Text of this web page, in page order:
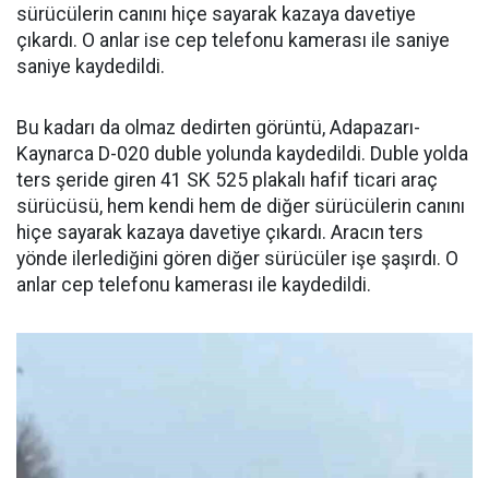
sürücülerin canını hiçe sayarak kazaya davetiye
çıkardı. O anlar ise cep telefonu kamerası ile saniye
saniye kaydedildi.
Bu kadarı da olmaz dedirten görüntü, Adapazarı-
Kaynarca D-020 duble yolunda kaydedildi. Duble yolda
ters şeride giren 41 SK 525 plakalı hafif ticari araç
sürücüsü, hem kendi hem de diğer sürücülerin canını
hiçe sayarak kazaya davetiye çıkardı. Aracın ters
yönde ilerlediğini gören diğer sürücüler işe şaşırdı. O
anlar cep telefonu kamerası ile kaydedildi.